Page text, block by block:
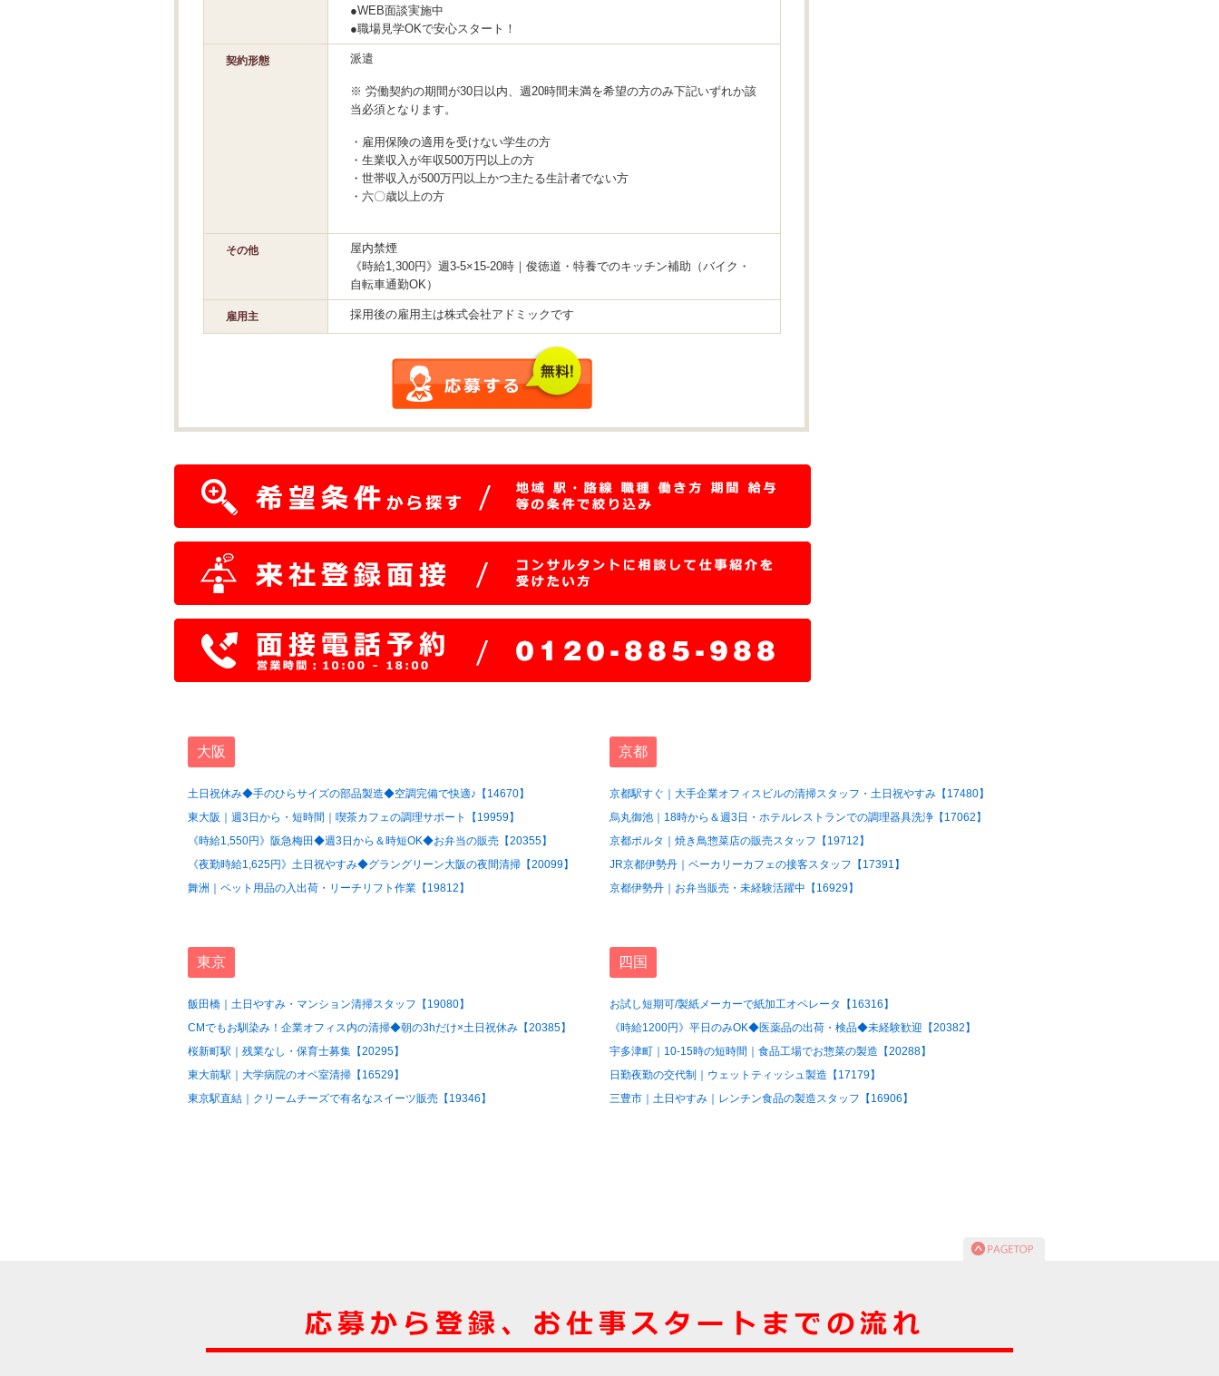
●WEB面談実施中
●職場見学OKで安心スタート！
契約形態 派遣
※ 労働契約の期間が30日以内、週20時間未満を希望の方のみ下記いずれか該
当必須となります。
・雇用保険の適用を受けない学生の方
・生業収入が年収500万円以上の方
・世帯収入が500万円以上かつ主たる生計者でない方
・六〇歳以上の方
その他
屋内禁煙
《時給1,300円》週3-5×15-20時｜俊徳道・特養でのキッチン補助（バイク・
自転車通勤OK）
雇用主 採用後の雇用主は株式会社アドミックです
大阪
土日祝休み◆手のひらサイズの部品製造◆空調完備で快適♪【14670】
東大阪｜週3日から・短時間｜喫茶カフェの調理サポート【19959】
《時給1,550円》阪急梅田◆週3日から＆時短OK◆お弁当の販売【20355】
《夜勤時給1,625円》土日祝やすみ◆グラングリーン大阪の夜間清掃【20099】
舞洲｜ペット用品の入出荷・リーチリフト作業【19812】
京都
京都駅すぐ｜大手企業オフィスビルの清掃スタッフ・土日祝やすみ【17480】
烏丸御池｜18時から＆週3日・ホテルレストランでの調理器具洗浄【17062】
京都ポルタ｜焼き鳥惣菜店の販売スタッフ【19712】
JR京都伊勢丹｜ベーカリーカフェの接客スタッフ【17391】
京都伊勢丹｜お弁当販売・未経験活躍中【16929】
東京
飯田橋｜土日やすみ・マンション清掃スタッフ【19080】
CMでもお馴染み！企業オフィス内の清掃◆朝の3hだけ×土日祝休み【20385】
桜新町駅｜残業なし・保育士募集【20295】
東大前駅｜大学病院のオペ室清掃【16529】
東京駅直結｜クリームチーズで有名なスイーツ販売【19346】
四国
お試し短期可/製紙メーカーで紙加工オペレータ【16316】
《時給1200円》平日のみOK◆医薬品の出荷・検品◆未経験歓迎【20382】
宇多津町｜10-15時の短時間｜食品工場でお惣菜の製造【20288】
日勤夜勤の交代制｜ウェットティッシュ製造【17179】
三豊市｜土日やすみ｜レンチン食品の製造スタッフ【16906】